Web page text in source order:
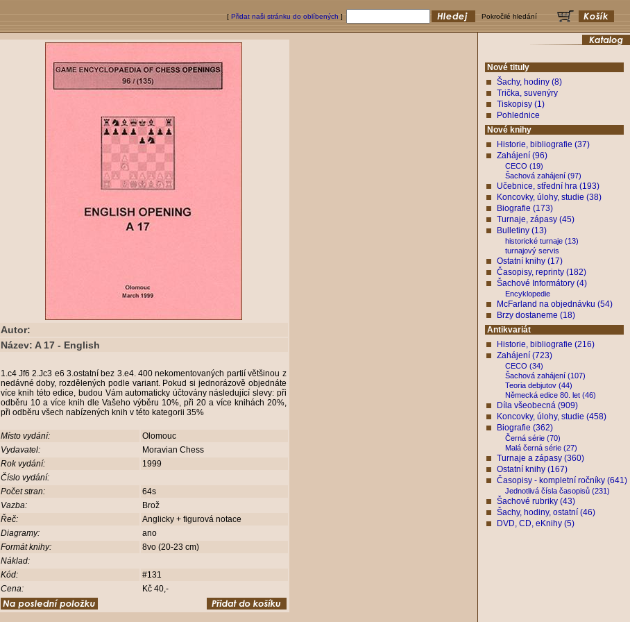
[ Přidat naši stránku do oblíbených ] Pokročilé hledání
Autor:
Název: A 17 - English
1.c4 Jf6 2.Jc3 e6 3.ostatní bez 3.e4. 400 nekomentovaných partií většinou z
nedávné doby, rozdělených podle variant. Pokud si jednorázově objednáte
více knih této edice, budou Vám automaticky účtovány následující slevy: při
odběru 10 a více knih dle Vašeho výběru 10%, při 20 a více knihách 20%,
při odběru všech nabízených knih v této kategorii 35%
Místo vydání:
Olomouc
Vydavatel:
Moravian Chess
Rok vydání:
1999
Číslo vydání:
Počet stran:
64s
Vazba:
Brož
Řeč:
Anglicky + figurová notace
Diagramy:
ano
Formát knihy:
8vo (20-23 cm)
Náklad:
Kód:
#131
Cena:
Kč 40,-
Nové tituly
Šachy, hodiny (8)
Trička, suvenýry
Tiskopisy (1)
Pohlednice
Nové knihy
Historie, bibliografie (37)
Zahájení (96)
CECO (19)
Šachová zahájení (97)
Učebnice, střední hra (193)
Koncovky, úlohy, studie (38)
Biografie (173)
Turnaje, zápasy (45)
Bulletiny (13)
historické turnaje (13)
turnajový servis
Ostatní knihy (17)
Časopisy, reprinty (182)
Šachové Informátory (4)
Encyklopedie
McFarland na objednávku (54)
Brzy dostaneme (18)
Antikvariát
Historie, bibliografie (216)
Zahájení (723)
CECO (34)
Šachová zahájení (107)
Teoria debjutov (44)
Německá edice 80. let (46)
Díla všeobecná (909)
Koncovky, úlohy, studie (458)
Biografie (362)
Černá série (70)
Malá černá série (27)
Turnaje a zápasy (360)
Ostatní knihy (167)
Časopisy - kompletní ročníky (641)
Jednotlivá čísla časopisů (231)
Šachové rubriky (43)
Šachy, hodiny, ostatní (46)
DVD, CD, eKnihy (5)